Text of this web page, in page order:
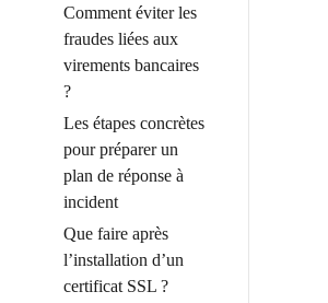
Comment éviter les
fraudes liées aux
virements bancaires
?
Les étapes concrètes
pour préparer un
plan de réponse à
incident
Que faire après
l’installation d’un
certificat SSL ?